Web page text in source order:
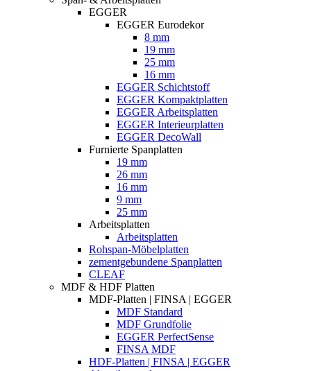
EGGER
EGGER Eurodekor
8 mm
19 mm
25 mm
16 mm
EGGER Schichtstoff
EGGER Kompaktplatten
EGGER Arbeitsplatten
EGGER Interieurplatten
EGGER DecoWall
Furnierte Spanplatten
19 mm
26 mm
16 mm
9 mm
25 mm
Arbeitsplatten
Arbeitsplatten
Rohspan-Möbelplatten
zementgebundene Spanplatten
CLEAF
MDF & HDF Platten
MDF-Platten | FINSA | EGGER
MDF Standard
MDF Grundfolie
EGGER PerfectSense
FINSA MDF
HDF-Platten | FINSA | EGGER